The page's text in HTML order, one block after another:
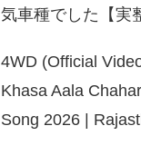
気車種でした【実
4WD (Official
Khasa Aala
Song 2026 |